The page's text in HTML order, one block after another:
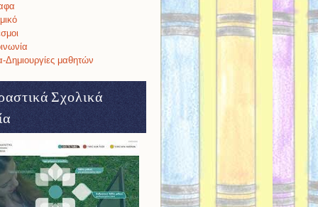
Δημιουργίες μαθητών
Σχολικά